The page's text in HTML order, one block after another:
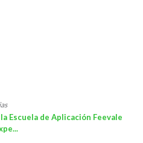
Escuela de Aplicación Feevale